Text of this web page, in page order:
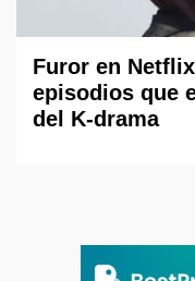
Furor en
episodios que
del K-drama